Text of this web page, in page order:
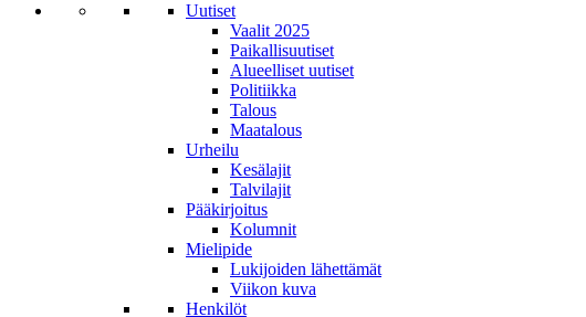
Uutiset
Vaalit 2025
Paikallisuutiset
Alueelliset uutiset
Politiikka
Talous
Maatalous
Urheilu
Kesälajit
Talvilajit
Pääkirjoitus
Kolumnit
Mielipide
Lukijoiden lähettämät
Viikon kuva
Henkilöt